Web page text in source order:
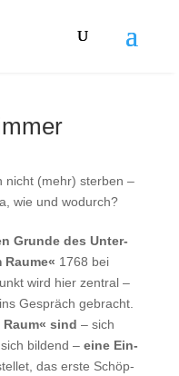
nicht (mehr) ster­ben –
wie und wodurch?
Grun­de des Unter­
1768 bei
wird hier zen­tral –
Gespräch gebracht.
sind – sich
bil­dend – eine Ein­
das ers­te Schöp­